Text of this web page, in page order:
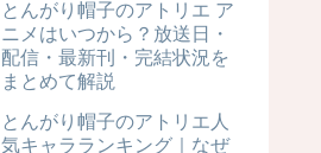
とんがり帽子のアトリエ ア
ニメはいつから？放送日・
配信・最新刊・完結状況を
まとめて解説
とんがり帽子のアトリエ人
気キャラランキング｜なぜ